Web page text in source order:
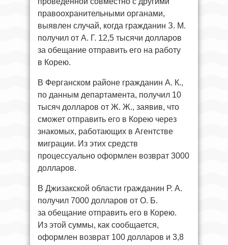
правоохранительными органами,
выявлен случай, когда гражданин З. М.
получил от А. Г. 12,5 тысячи долларов
за обещание отправить его на работу
в Корею.
В Ферганском районе гражданин А. К.,
по данным департамента, получил 10
тысяч долларов от Ж. Ж., заявив, что
сможет отправить его в Корею через
знакомых, работающих в Агентстве
миграции. Из этих средств
процессуально оформлен возврат 3000
долларов.
В Джизакской области гражданин Р. А.
получил 7000 долларов от О. Б.
за обещание отправить его в Корею.
Из этой суммы, как сообщается,
оформлен возврат 100 долларов и 3,8